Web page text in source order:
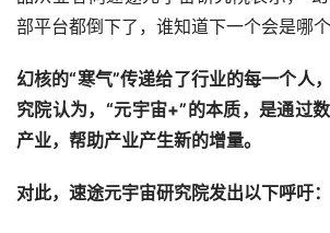
部平台都倒下了，谁知道下一个会是哪个
幻核的“寒气”传递给了行业的每一个人
究院认为，“元宇宙+”的本质，是通过
产业，帮助产业产生新的增量。
对此，速途元宇宙研究院发出以下呼吁：